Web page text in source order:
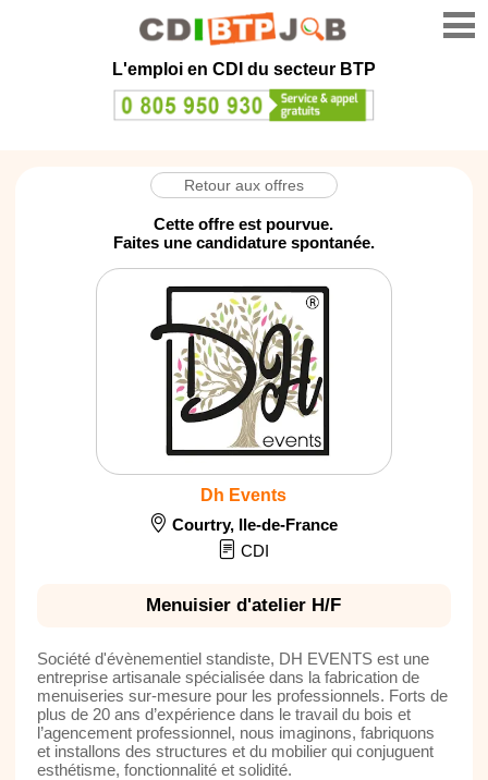
L'emploi en CDI du secteur BTP
Retour aux offres
Cette offre est pourvue.
Faites une candidature spontanée.
Dh Events
Courtry, Ile-de-France
CDI
Menuisier d'atelier H/F
Société d'évènementiel standiste, DH EVENTS est une
entreprise artisanale spécialisée dans la fabrication de
menuiseries sur-mesure pour les professionnels. Forts de
plus de 20 ans d’expérience dans le travail du bois et
l’agencement professionnel, nous imaginons, fabriquons
et installons des structures et du mobilier qui conjuguent
esthétisme, fonctionnalité et solidité.